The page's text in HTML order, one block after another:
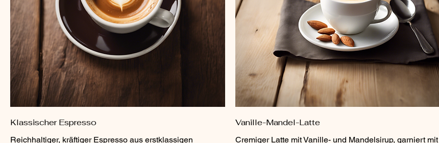
Klassischer Espresso
Reichhaltiger, kräftiger Espresso aus erstklassigen
Vanille-Mandel-Latte
Cremiger Latte mit Vanille- und Mandelsirup, garniert mit